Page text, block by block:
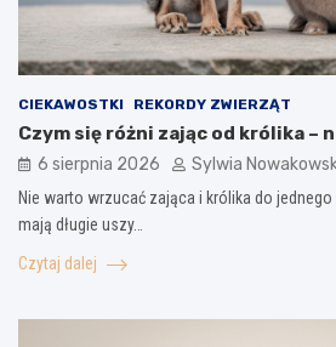
CIEKAWOSTKI REKORDY ZWIERZĄT
Czym się różni zając od królika –
6 sierpnia 2026 Sylwia
Nie warto wrzucać zająca i królika do
mają długie uszy…
Czytaj dalej